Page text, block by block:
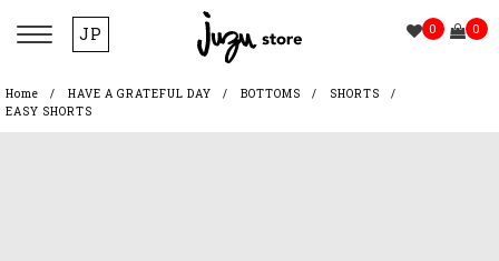
JP 0 0
Home HAVE A GRATEFUL DAY BOTTOMS
SHORTS
EASY SHORTS